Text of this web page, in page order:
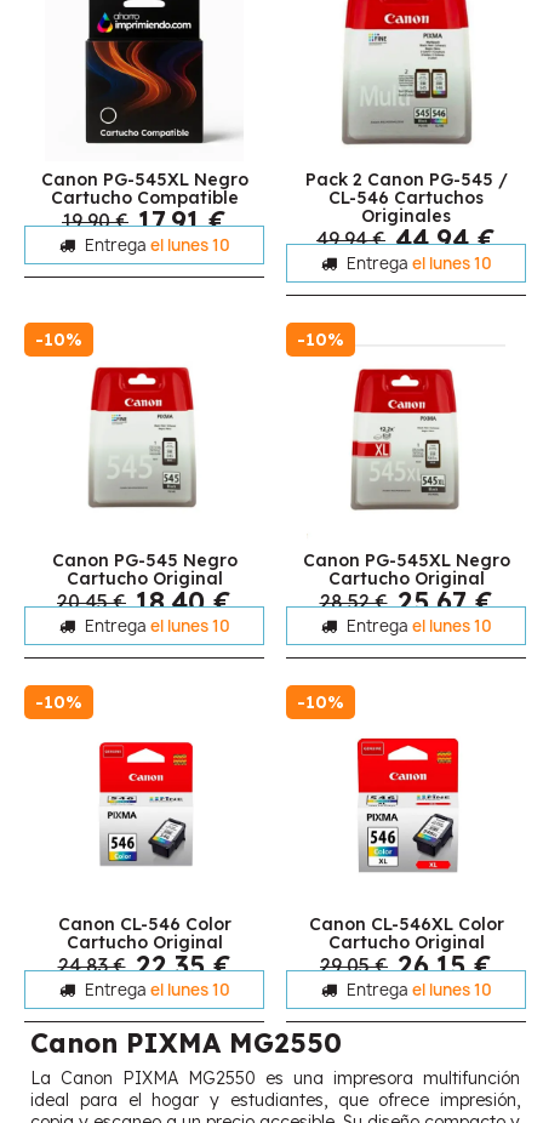
Canon PG-545XL Negro
Cartucho Compatible
19,90 € 17,91 €
Entrega el lunes 10
Pack 2 Canon PG-545 /
CL-546 Cartuchos
Originales
49,94 € 44,94 €
Entrega el lunes 10
-10%
Canon PG-545 Negro
Cartucho Original
20,45 € 18,40 €
Entrega el lunes 10
-10%
Canon PG-545XL Negro
Cartucho Original
28,52 € 25,67 €
Entrega el lunes 10
-10%
Canon CL-546 Color
Cartucho Original
24,83 € 22,35 €
Entrega el lunes 10
-10%
Canon CL-546XL Color
Cartucho Original
29,05 € 26,15 €
Entrega el lunes 10
Canon PIXMA MG2550
La Canon PIXMA MG2550 es una impresora multifunción
ideal para el hogar y estudiantes, que ofrece impresión,